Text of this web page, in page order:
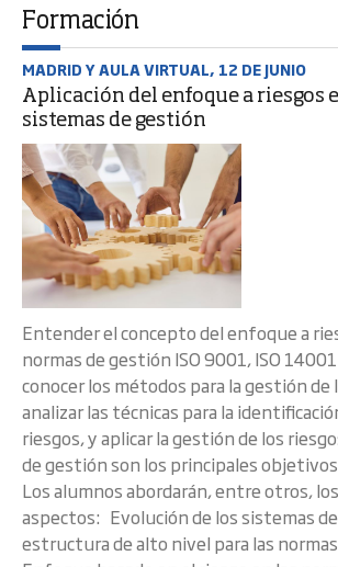
Formación
MADRID Y AULA VIRTUAL, 12 DE JUNIO
Aplicación del enfoque a riesgos
sistemas de gestión
Entender el concepto del enfoque a
normas de gestión ISO 9001, ISO
conocer los métodos para la gestión de
analizar las técnicas para la
riesgos, y aplicar la gestión de los
de gestión son los principales
Los alumnos abordarán, entre otros,
aspectos: Evolución de los sistemas
estructura de alto nivel para las